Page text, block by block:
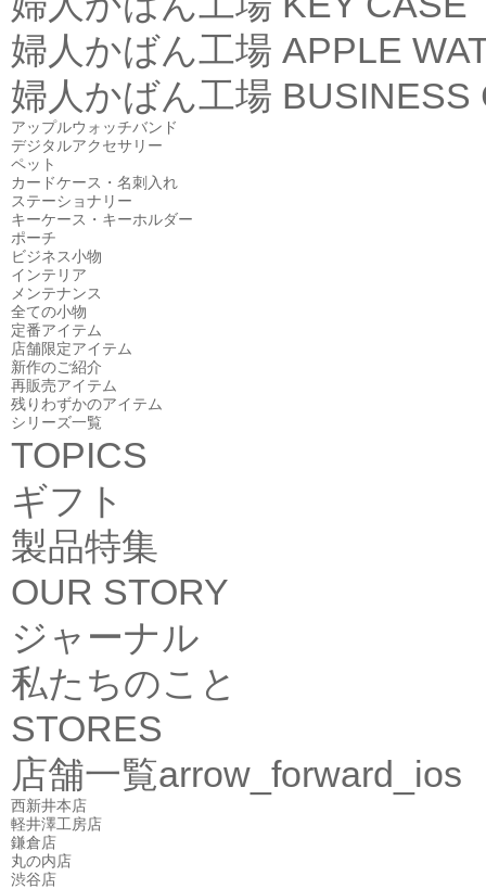
婦人かばん工場 APPLE
婦人かばん工場 BUSINESS
アップルウォッチバンド
デジタルアクセサリー
ペット
カードケース・名刺入れ
ステーショナリー
キーケース・キーホルダー
ポーチ
ビジネス小物
インテリア
メンテナンス
全ての小物
定番アイテム
店舗限定アイテム
新作のご紹介
再販売アイテム
残りわずかのアイテム
シリーズ一覧
TOPICS
ギフト
製品特集
OUR STORY
ジャーナル
私たちのこと
STORES
店舗一覧arrow_forward_ios
西新井本店
軽井澤工房店
鎌倉店
丸の内店
渋谷店